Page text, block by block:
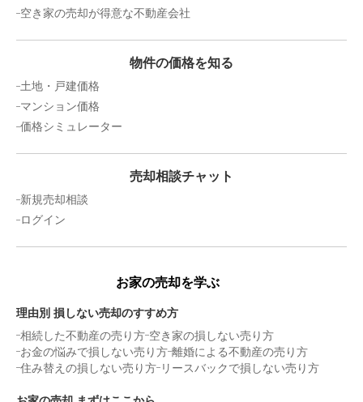
空き家の売却が得意な不動産会社
物件の価格を知る
土地・戸建価格
マンション価格
価格シミュレーター
売却相談チャット
新規売却相談
ログイン
お家の売却を学ぶ
理由別 損しない売却のすすめ方
相続した不動産の売り方 空き家の損しない売り方
お金の悩みで損しない売り方 離婚による不動産の売り方
住み替えの損しない売り方 リースバックで損しない売り方